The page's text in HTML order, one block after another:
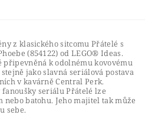
z klasického sitcomu Přátelé s
(854122) od LEGO® Ideas.
k odolnému kovovému
jako slavná seriálová postava
v kavárně Central Perk.
seriálu Přátelé lze
batohu. Jeho majitel tak může
sebe.